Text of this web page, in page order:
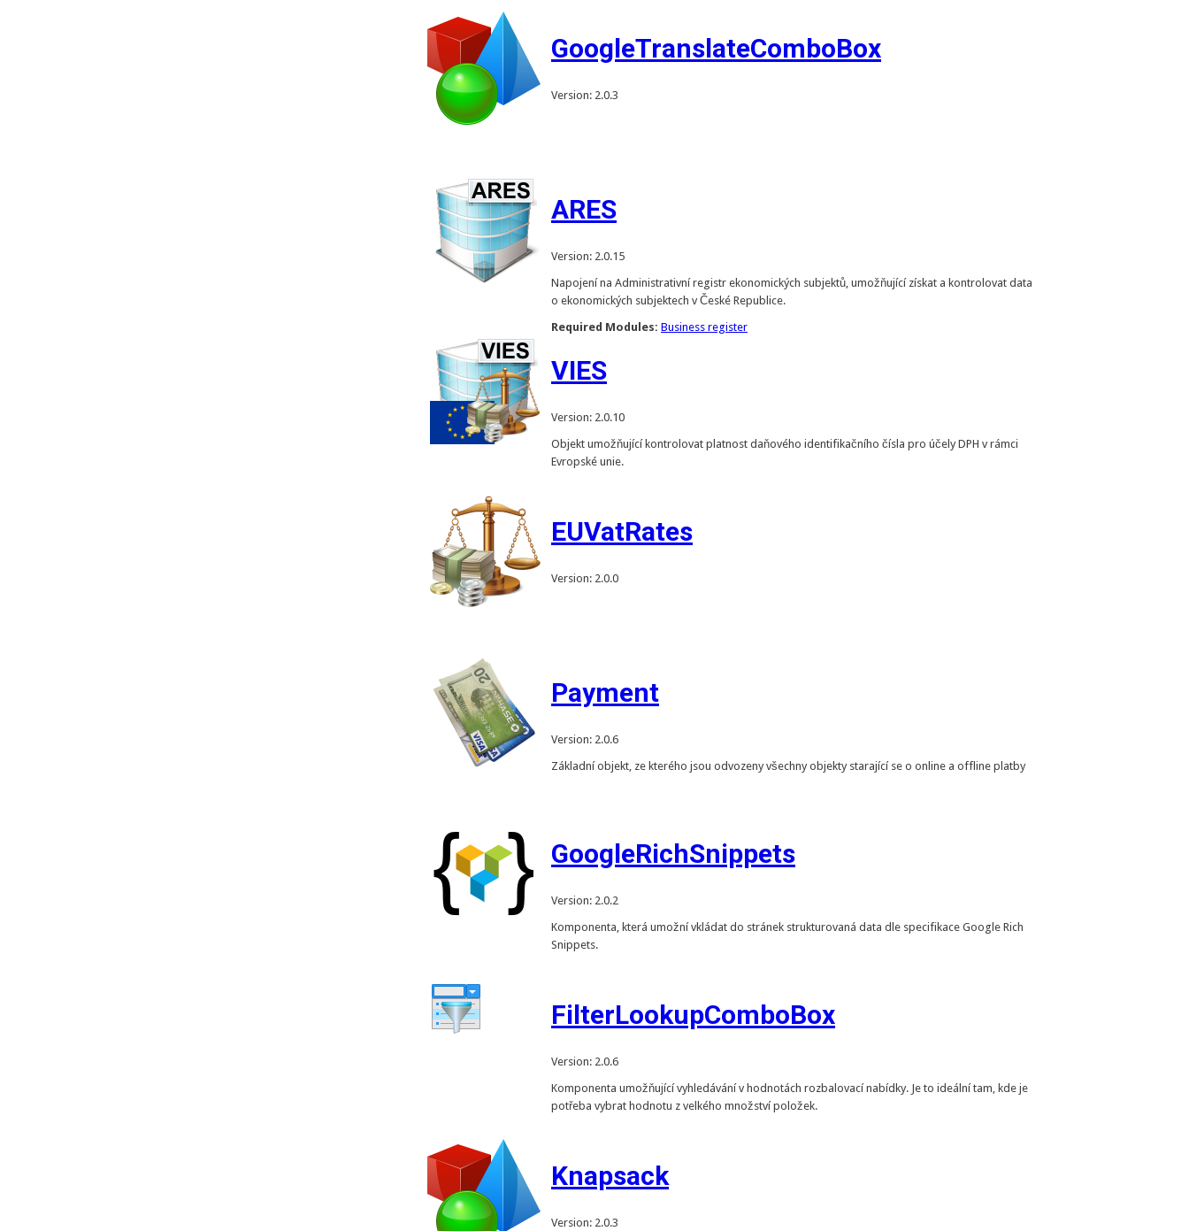
GoogleTranslateComboBox
Version: 2.0.3
ARES
Version: 2.0.15
Napojení na Administrativní registr ekonomických subjektů, umožňující získat a kontrolovat data
o ekonomických subjektech v České Republice.
Required Modules: Business register
VIES
Version: 2.0.10
Objekt umožňující kontrolovat platnost daňového identifikačního čísla pro účely DPH v rámci
Evropské unie.
EUVatRates
Version: 2.0.0
Payment
Version: 2.0.6
Základní objekt, ze kterého jsou odvozeny všechny objekty starající se o online a offline platby
GoogleRichSnippets
Version: 2.0.2
Komponenta, která umožní vkládat do stránek strukturovaná data dle specifikace Google Rich
Snippets.
FilterLookupComboBox
Version: 2.0.6
Komponenta umožňující vyhledávání v hodnotách rozbalovací nabídky. Je to ideální tam, kde je
potřeba vybrat hodnotu z velkého množství položek.
Knapsack
Version: 2.0.3